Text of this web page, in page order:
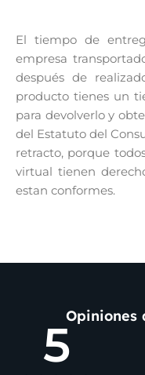
El tiempo de
empresa
después de
producto tienes un
para devolverlo y
del Estatuto del
retracto, porque
virtual tienen
estan conformes.
Opiniones
5